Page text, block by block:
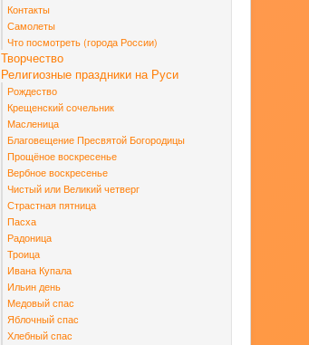
Контакты
Самолеты
Что посмотреть (города России)
Творчество
Религиозные праздники на Руси
Рождество
Крещенский сочельник
Масленица
Благовещение Пресвятой Богородицы
Прощёное воскресенье
Вербное воскресенье
Чистый или Великий четверг
Страстная пятница
Пасха
Радоница
Троица
Ивана Купала
Ильин день
Медовый спас
Яблочный спас
Хлебный спас